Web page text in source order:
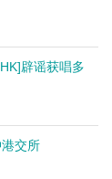
辟谣获唱多
港交所